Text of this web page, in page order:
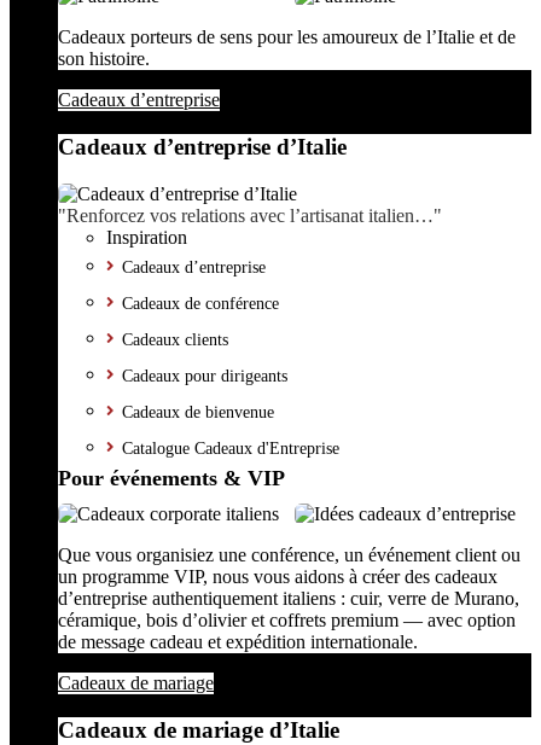
Cadeaux porteurs de sens pour les amoureux de l’Italie et de
son histoire.
Cadeaux d’entreprise
Cadeaux d’entreprise d’Italie
"Renforcez vos relations avec l’artisanat italien…"
Inspiration
Cadeaux d’entreprise
Cadeaux de conférence
Cadeaux clients
Cadeaux pour dirigeants
Cadeaux de bienvenue
Catalogue Cadeaux d'Entreprise
Pour événements & VIP
Que vous organisiez une conférence, un événement client ou
un programme VIP, nous vous aidons à créer des cadeaux
d’entreprise authentiquement italiens : cuir, verre de Murano,
céramique, bois d’olivier et coffrets premium — avec option
de message cadeau et expédition internationale.
Cadeaux de mariage
Cadeaux de mariage d’Italie